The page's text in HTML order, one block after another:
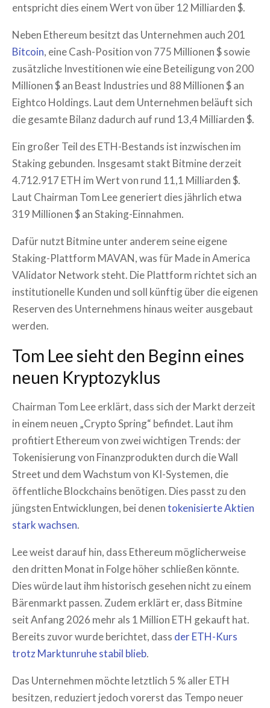
entspricht dies einem Wert von über 12 Milliarden $.
Neben Ethereum besitzt das Unternehmen auch 201
Bitcoin, eine Cash-Position von 775 Millionen $ sowie
zusätzliche Investitionen wie eine Beteiligung von 200
Millionen $ an Beast Industries und 88 Millionen $ an
Eightco Holdings. Laut dem Unternehmen beläuft sich
die gesamte Bilanz dadurch auf rund 13,4 Milliarden $.
Ein großer Teil des ETH-Bestands ist inzwischen im
Staking gebunden. Insgesamt stakt Bitmine derzeit
4.712.917 ETH im Wert von rund 11,1 Milliarden $.
Laut Chairman Tom Lee generiert dies jährlich etwa
319 Millionen $ an Staking-Einnahmen.
Dafür nutzt Bitmine unter anderem seine eigene
Staking-Plattform MAVAN, was für Made in America
VAlidator Network steht. Die Plattform richtet sich an
institutionelle Kunden und soll künftig über die eigenen
Reserven des Unternehmens hinaus weiter ausgebaut
werden.
Tom Lee sieht den Beginn eines
neuen Kryptozyklus
Chairman Tom Lee erklärt, dass sich der Markt derzeit
in einem neuen „Crypto Spring“ befindet. Laut ihm
profitiert Ethereum von zwei wichtigen Trends: der
Tokenisierung von Finanzprodukten durch die Wall
Street und dem Wachstum von KI-Systemen, die
öffentliche Blockchains benötigen. Dies passt zu den
jüngsten Entwicklungen, bei denentokenisierte Aktien
stark wachsen.
Lee weist darauf hin, dass Ethereum möglicherweise
den dritten Monat in Folge höher schließen könnte.
Dies würde laut ihm historisch gesehen nicht zu einem
Bärenmarkt passen. Zudem erklärt er, dass Bitmine
seit Anfang 2026 mehr als 1 Million ETH gekauft hat.
Bereits zuvor wurde berichtet, dass der ETH-Kurs
trotz Marktunruhe stabil blieb.
Das Unternehmen möchte letztlich 5 % aller ETH
besitzen, reduziert jedoch vorerst das Tempo neuer